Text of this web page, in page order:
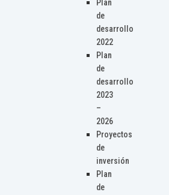
Plan
de
desarrollo
2022
Plan
de
desarrollo
2023
–
2026
Proyectos
de
inversión
Plan
de